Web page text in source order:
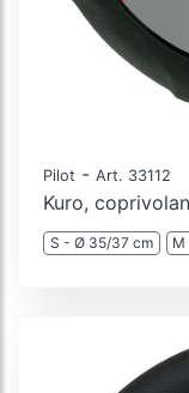
Pilot - Art. 33112
Kuro,
S - Ø 35/37 cm